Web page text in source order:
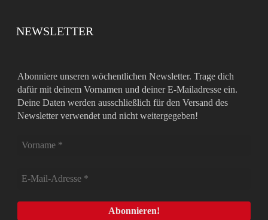
NEWSLETTER
Abonniere unseren wöchentlichen Newsletter. Trage dich
dafür mit deinem Vornamen und deiner E-Mailadresse ein.
Deine Daten werden ausschließlich für den Versand des
Newsletter verwendet und nicht weitergegeben!